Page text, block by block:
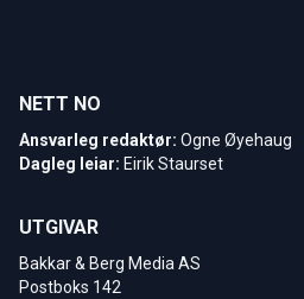
NETT NO
Ansvarleg redaktør: Ogne Øyehaug
Dagleg leiar: Eirik Staurset
UTGIVAR
Bakkar & Berg Media AS
Postboks 142